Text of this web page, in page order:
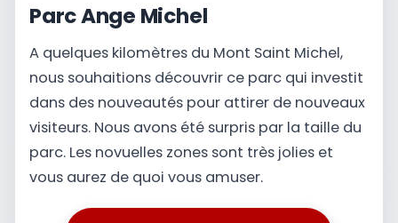
Parc Ange Michel
A quelques kilomètres du Mont Saint Michel,
nous souhaitions découvrir ce parc qui investit
dans des nouveautés pour attirer de nouveaux
visiteurs. Nous avons été surpris par la taille du
parc. Les novuelles zones sont très jolies et
vous aurez de quoi vous amuser.